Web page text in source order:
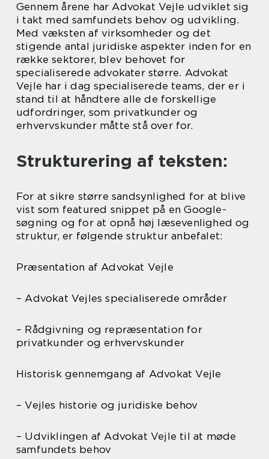
Gennem årene har Advokat Vejle udviklet sig
i takt med samfundets behov og udvikling.
Med væksten af virksomheder og det
stigende antal juridiske aspekter inden for en
række sektorer, blev behovet for
specialiserede advokater større. Advokat
Vejle har i dag specialiserede teams, der er i
stand til at håndtere alle de forskellige
udfordringer, som privatkunder og
erhvervskunder måtte stå over for.
Strukturering af teksten:
For at sikre større sandsynlighed for at blive
vist som featured snippet på en Google-
søgning og for at opnå høj læsevenlighed og
struktur, er følgende struktur anbefalet:
Præsentation af Advokat Vejle
– Advokat Vejles specialiserede områder
– Rådgivning og repræsentation for
privatkunder og erhvervskunder
Historisk gennemgang af Advokat Vejle
– Vejles historie og juridiske behov
– Udviklingen af Advokat Vejle til at møde
samfundets behov